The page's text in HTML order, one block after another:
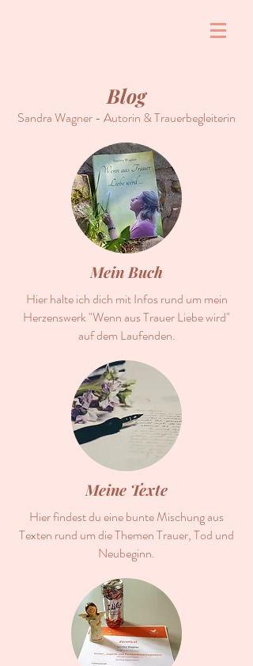
Blog
Sandra Wagner - Autorin & Trauerbegleiterin
Mein Buch
Hier halte ich dich mit Infos rund um mein
Herzenswerk "Wenn aus Trauer Liebe wird"
auf dem Laufenden.
Meine Texte
Hier findest du eine bunte Mischung aus
Texten rund um die Themen Trauer, Tod und
Neubeginn.